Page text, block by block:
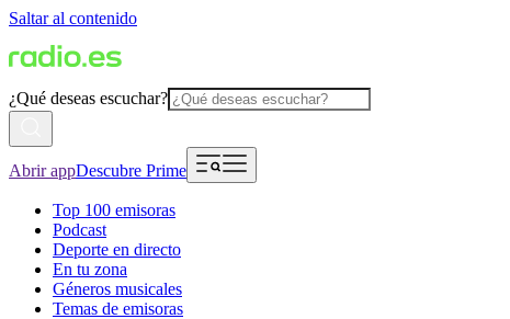
Saltar al contenido
¿Qué deseas escuchar?
Abrir appDescubre Prime
Top 100 emisoras
Podcast
Deporte en directo
En tu zona
Géneros musicales
Temas de emisoras